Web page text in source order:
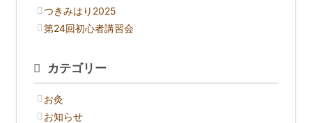
つきみはり2025
第24回初心者講習会
カテゴリー
お灸
お知らせ